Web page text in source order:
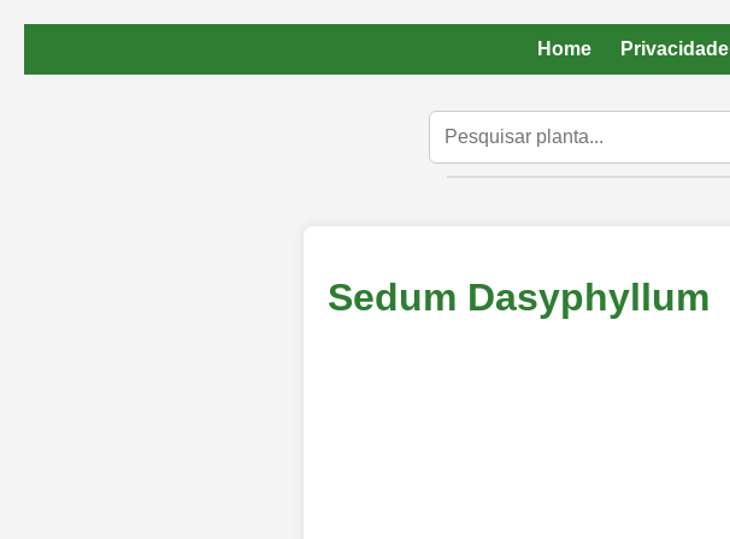
Home Privacidade
Sedum Dasyphyllum